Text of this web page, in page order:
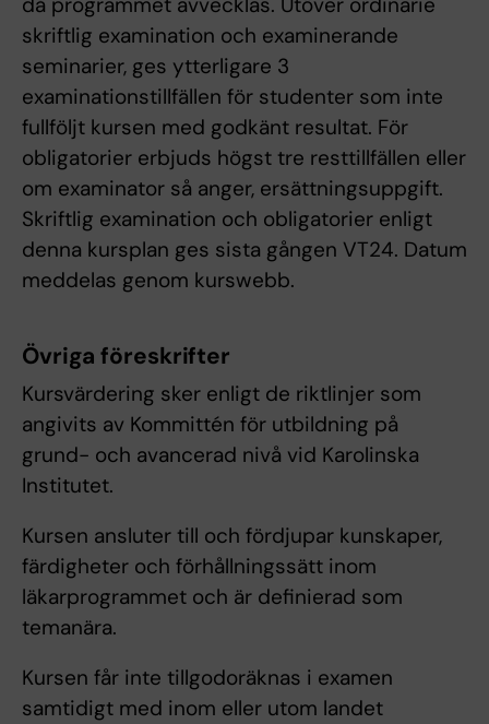
skriftlig examination och examinerande
seminarier, ges ytterligare 3
examinationstillfällen för studenter som inte
fullföljt kursen med godkänt resultat. För
obligatorier erbjuds högst tre resttillfällen eller
om examinator så anger, ersättningsuppgift.
Skriftlig examination och obligatorier enligt
denna kursplan ges sista gången VT24. Datum
meddelas genom kurswebb.
Övriga föreskrifter
Kursvärdering sker enligt de riktlinjer som
angivits av Kommittén för utbildning på
grund- och avancerad nivå vid Karolinska
Institutet.
Kursen ansluter till och fördjupar kunskaper,
färdigheter och förhållningssätt inom
läkarprogrammet och är definierad som
temanära.
Kursen får inte tillgodoräknas i examen
samtidigt med inom eller utom landet